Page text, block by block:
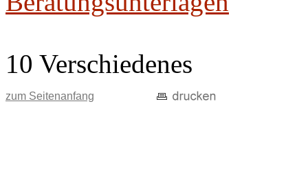
10 Verschiedenes
zum Seitenanfang